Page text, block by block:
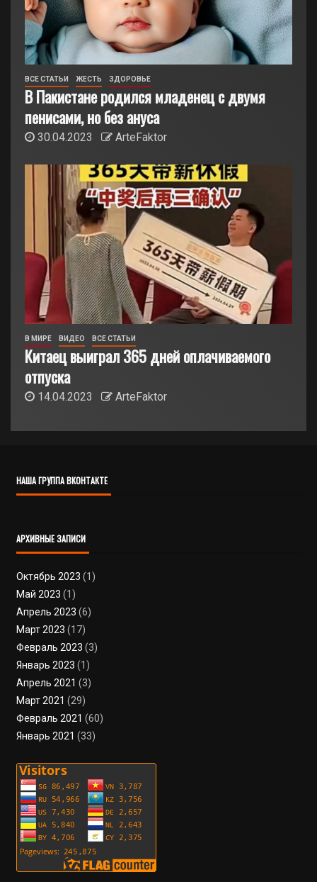
ВСЕ СТАТЬИ ЖЕСТЬ ЗДОРОВЬЕ
В Пакистане родился младенец с двумя
пенисами, но без ануса
30.04.2023 ArteFaktor
В МИРЕ ВИДЕО ВСЕ СТАТЬИ
Китаец выиграл 365 дней оплачиваемого
отпуска
14.04.2023 ArteFaktor
НАША ГРУППА ВКОНТАКТЕ
АРХИВНЫЕ ЗАПИСИ
Октябрь 2023 (1)
Май 2023 (1)
Апрель 2023 (6)
Март 2023 (17)
Февраль 2023 (3)
Январь 2023 (1)
Апрель 2021 (3)
Март 2021 (29)
Февраль 2021 (60)
Январь 2021 (33)